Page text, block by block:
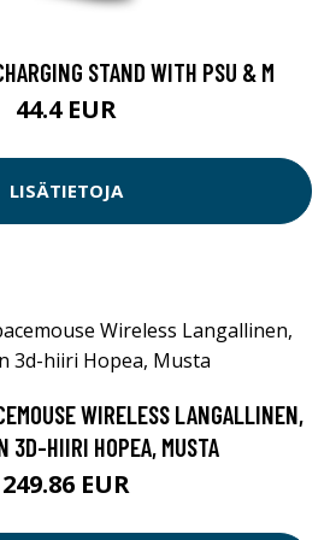
STAND WITH PSU & M
44.4 EUR
LISÄTIETOJA
WIRELESS LANGALLINEN,
3D-HIIRI HOPEA, MUSTA
249.86 EUR